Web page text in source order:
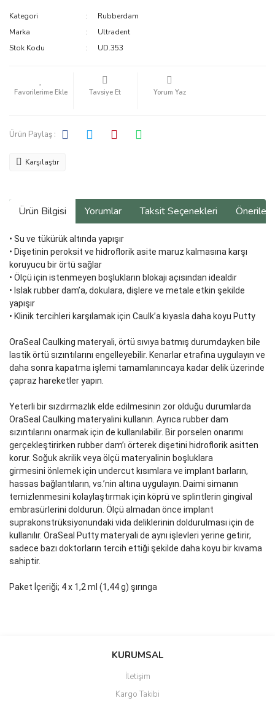
Kategori
Rubberdam
Marka
Ultradent
Stok Kodu
UD.353
Tavsiye Et Yorum Yaz
Ürün Paylaş :
Karşılaştır
Ürün Bilgisi Yorumlar Taksit Seçenekleri
• Su ve tükürük altında yapışır
• Dişetinin peroksit ve hidroflorik asite maruz kalmasına karşı
koruyucu bir örtü sağlar
• Ölçü için istenmeyen boşlukların blokajı açısından idealdir
• Islak rubber dam’a, dokulara, dişlere ve metale etkin şekilde
yapışır
• Klinik tercihleri karşılamak için Caulk’a kıyasla daha koyu Putty
OraSeal Caulking materyali, örtü sıvıya batmış durumdayken bile
lastik örtü sızıntılarını engelleyebilir. Kenarlar etrafına uygulayın ve
daha sonra kapatma işlemi tamamlanıncaya kadar delik üzerinde
çapraz hareketler yapın.
Yeterli bir sızdırmazlık elde edilmesinin zor olduğu durumlarda
OraSeal Caulking materyalini kullanın. Ayrıca rubber dam
sızıntılarını onarmak için de kullanılabilir. Bir porselen onarımı
gerçekleştirirken rubber dam’ı örterek dişetini hidroflorik asitten
korur. Soğuk akrilik veya ölçü materyalinin boşluklara
girmesini önlemek için undercut kısımlara ve implant barların,
hassas bağlantıların, vs.’nin altına uygulayın. Daimi simanın
temizlenmesini kolaylaştırmak için köprü ve splintlerin gingival
embrasürlerini doldurun. Ölçü almadan önce implant
suprakonstrüksiyonundaki vida deliklerinin doldurulması için de
kullanılır. OraSeal Putty materyali de aynı işlevleri yerine getirir,
sadece bazı doktorların tercih ettiği şekilde daha koyu bir kıvama
sahiptir.
Paket İçeriği; 4 x 1,2 ml (1,44 g) şırınga
Bu ürüne ilk yorumu siz yapın!
Ürün resmi kalitesiz, bozuk veya görüntülenemiyor.
KURUMSAL
İletişim
Kargo Takibi